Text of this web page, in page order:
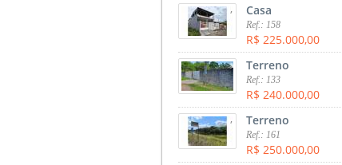
, Casa
Ref.: 158
R$ 225.000,00
, Terreno
Ref.: 133
R$ 240.000,00
, Terreno
Ref.: 161
R$ 250.000,00